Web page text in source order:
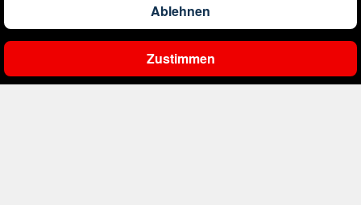
Ergebnisse filtern
Ablehnen
Zustimmen